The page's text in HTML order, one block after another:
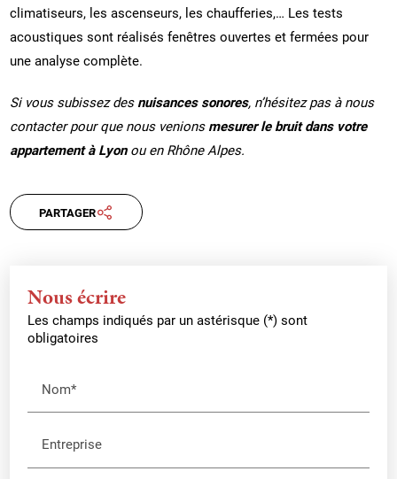
climatiseurs, les ascenseurs, les chaufferies,… Les tests
acoustiques sont réalisés fenêtres ouvertes et fermées pour
une analyse complète.
Si vous subissez des nuisances sonores, n’hésitez pas à nous
contacter pour que nous venions mesurer le bruit dans votre
appartement à Lyonou en Rhône Alpes.
PARTAGER
Nous écrire
Les champs indiqués par un astérisque (*) sont
obligatoires
Nom*
Entreprise